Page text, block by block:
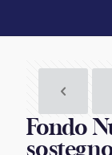
Fondo